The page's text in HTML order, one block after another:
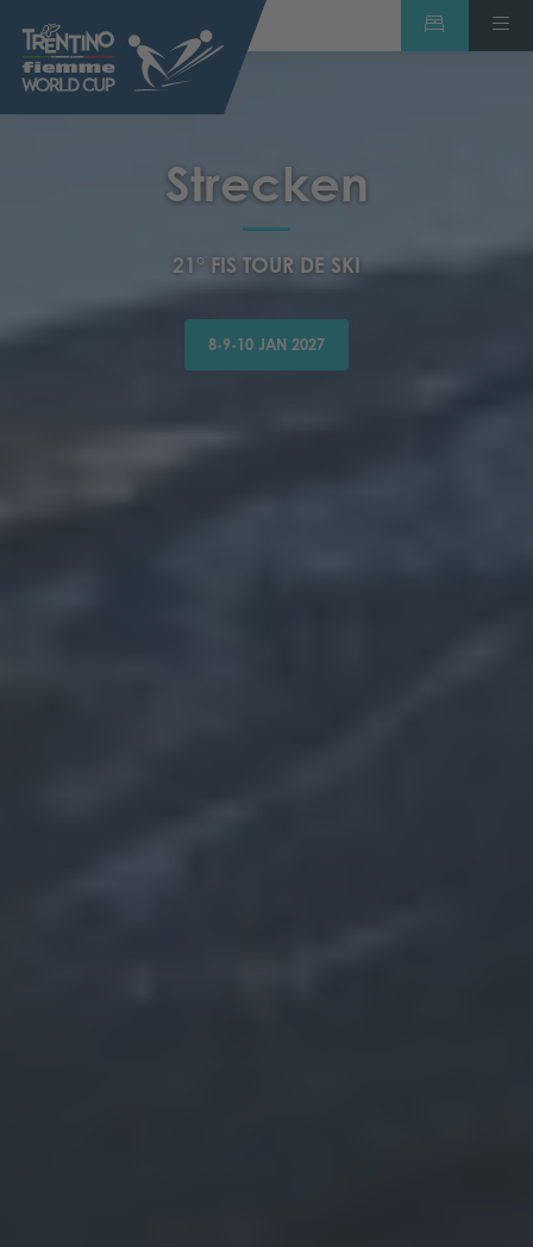
Strecken
21° FIS TOUR DE SKI
8-9-10 JAN 2027